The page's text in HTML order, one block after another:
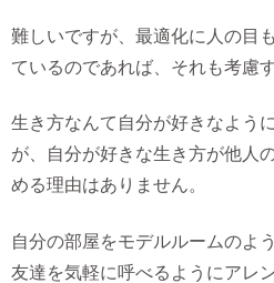
難しいですが、最適化に人の目
ているのであれば、それも考慮
生き方なんて自分が好きなよう
が、自分が好きな生き方が他人
める理由はありません。
自分の部屋をモデルルームのよ
友達を気軽に呼べるようにアレ